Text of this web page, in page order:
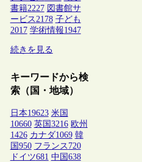
書籍2227 図書館サ
ービス2178 子ども
2017 学術情報1947
続きを見る
キーワードから検
索（国・地域）
日本19623 米国
10660 英国 3216 欧州
1426 カナダ1069 韓
国 950 フランス 720
ドイツ681 中国 638